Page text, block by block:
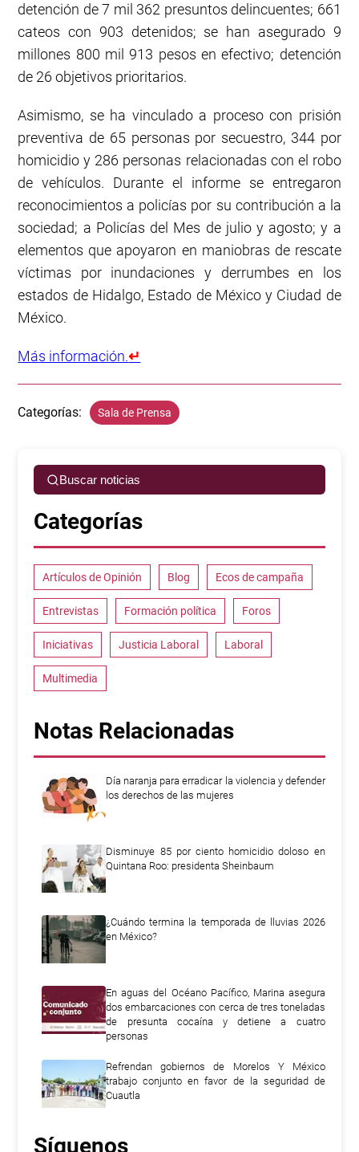
detención de 7 mil 362 presuntos delincuentes; 661
cateos con 903 detenidos; se han asegurado 9
millones 800 mil 913 pesos en efectivo; detención
de 26 objetivos prioritarios.
Asimismo, se ha vinculado a proceso con prisión
preventiva de 65 personas por secuestro, 344 por
homicidio y 286 personas relacionadas con el robo
de vehículos. Durante el informe se entregaron
reconocimientos a policías por su contribución a la
sociedad; a Policías del Mes de julio y agosto; y a
elementos que apoyaron en maniobras de rescate
víctimas por inundaciones y derrumbes en los
estados de Hidalgo, Estado de México y Ciudad de
México.
Más información.↵
Categorías: Sala de Prensa
Buscar noticias
Categorías
Artículos de Opinión Blog Ecos de campaña
Entrevistas Formación política Foros
Iniciativas Justicia Laboral Laboral
Multimedia
Notas Relacionadas
Día naranja para erradicar la violencia y defender
los derechos de las mujeres
Disminuye 85 por ciento homicidio doloso en
Quintana Roo: presidenta Sheinbaum
¿Cuándo termina la temporada de lluvias 2026
en México?
En aguas del Océano Pacífico, Marina asegura
dos embarcaciones con cerca de tres toneladas
de presunta cocaína y detiene a cuatro
personas
Refrendan gobiernos de Morelos Y México
trabajo conjunto en favor de la seguridad de
Cuautla
Síguenos